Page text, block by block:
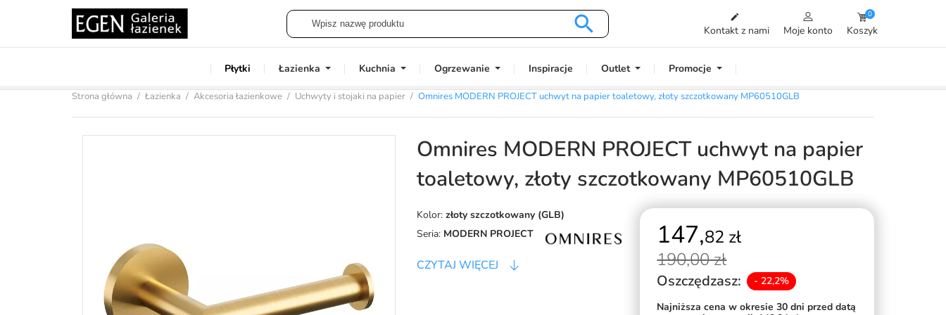
 
Kontakt z nami Moje konto Koszyk
0
Płytki Łazienka Kuchnia Ogrzewanie Inspiracje Outlet Promocje
Strona główna Łazienka Akcesoria łazienkowe Uchwyty i stojaki na papier Omnires MODERN PROJECT uchwyt na papier toaletowy, złoty szczotkowany MP60510GLB
Omnires MODERN PROJECT uchwyt na papier
toaletowy, złoty szczotkowany MP60510GLB
Kolor: złoty szczotkowany (GLB)
Seria: MODERN PROJECT
CZYTAJ WIĘCEJ
147,82 zł
190,00 zł
Oszczędzasz:
- 22,2%
Najniższa cena w okresie 30 dni przed datą